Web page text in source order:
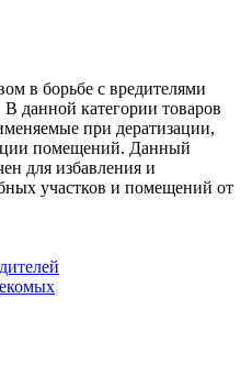
в борьбе с вредителями
данной категории товаров
при дератизации,
помещений. Данный
для избавления и
участков и помещений от